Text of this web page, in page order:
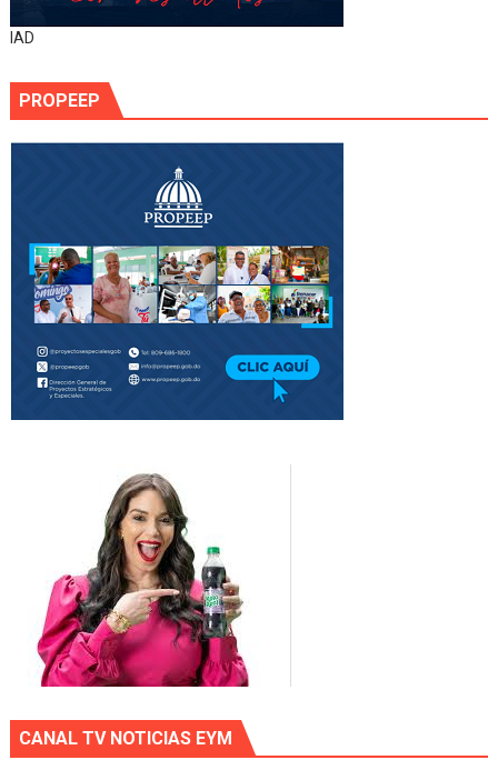
IAD
PROPEEP
CANAL TV NOTICIAS EYM